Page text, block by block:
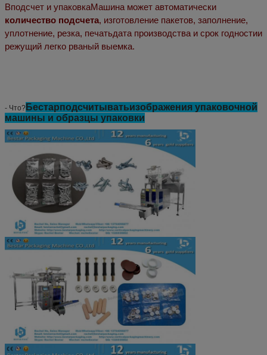
Вподсчет и упаковкаМашина может автоматически
количество подсчета, изготовление пакетов, заполнение,
уплотнение, резка, печатьдата производства и срок годностии
режущий легко рваный выемка.
- Что? Бестарподсчитыватьизображения упаковочной
машины и образцы упаковки